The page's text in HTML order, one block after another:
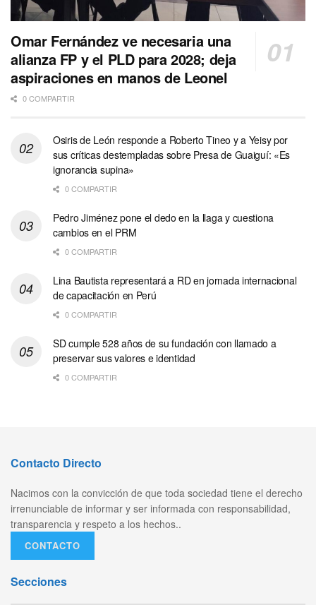
Omar Fernández ve necesaria una
alianza FP y el PLD para 2028; deja
aspiraciones en manos de Leonel
0 COMPARTIR
Osiris de León responde a Roberto Tineo y a Yeisy por
sus críticas destempladas sobre Presa de Guaiguí: «Es
ignorancia supina»
0 COMPARTIR
Pedro Jiménez pone el dedo en la llaga y cuestiona
cambios en el PRM
0 COMPARTIR
Lina Bautista representará a RD en jornada internacional
de capacitación en Perú
0 COMPARTIR
SD cumple 528 años de su fundación con llamado a
preservar sus valores e identidad
0 COMPARTIR
Contacto Directo
Nacimos con la convicción de que toda sociedad tiene el derecho
irrenunciable de informar y ser informada con responsabilidad,
transparencia y respeto a los hechos..
CONTACTO
Secciones